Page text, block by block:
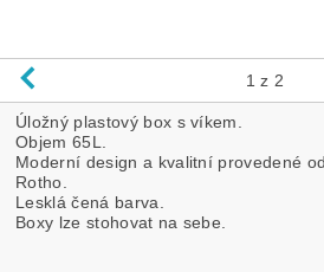
1 z 2
Úložný plastový box s víkem.
Objem 65L.
Moderní design a kvalitní provedené
Rotho.
Lesklá čená barva.
Boxy lze stohovat na sebe.